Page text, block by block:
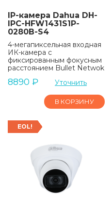
IP-камера Dahua DH-
IPC-HFW1431S1P-
0280B-S4
4-мегапиксельная входная
ИК-камера с
фиксированным фокусным
расстоянием Bullet Netwok
8890 ₽ Уточнить
В КОРЗИНУ
EOL!